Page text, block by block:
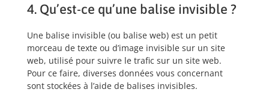
4. Qu’est-ce qu’une balise invisible ?
Une balise invisible (ou balise web) est un petit
morceau de texte ou d’image invisible sur un site
web, utilisé pour suivre le trafic sur un site web.
Pour ce faire, diverses données vous concernant
sont stockées à l’aide de balises invisibles.